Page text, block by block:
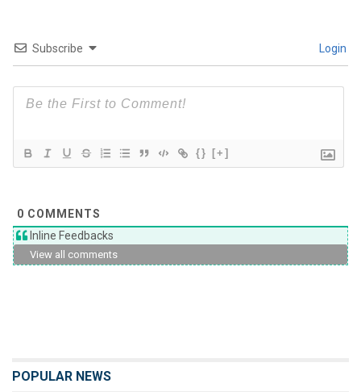
Subscribe Login
{} [+]
0 COMMENTS
Inline Feedbacks
View all comments
POPULAR NEWS